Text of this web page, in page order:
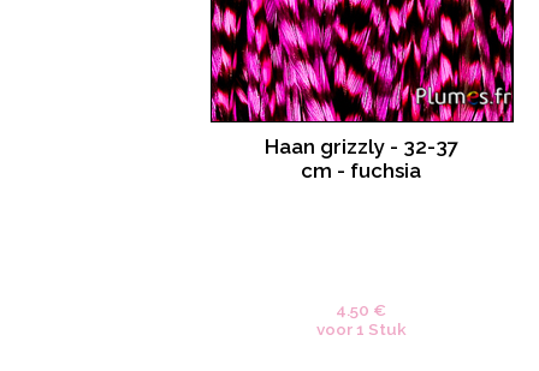
Haan grizzly - 32-37
cm - fuchsia
4.50 €
voor 1 Stuk